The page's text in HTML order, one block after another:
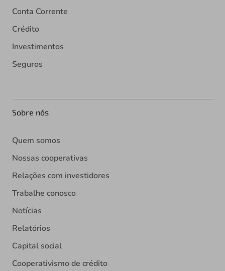
Conta Corrente
Crédito
Investimentos
Seguros
Sobre nós
Quem somos
Nossas cooperativas
Relações com investidores
Trabalhe conosco
Notícias
Relatórios
Capital social
Cooperativismo de crédito